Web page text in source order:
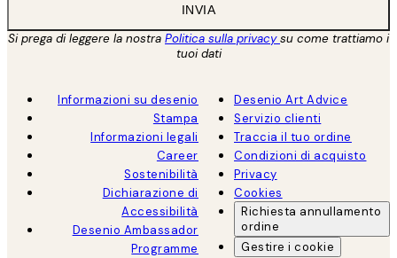
INVIA
Si prega di leggere la nostra Politica sulla privacysu come trattiamo i
tuoi dati
Informazioni su desenio
Stampa
Informazioni legali
Career
Sostenibilità
Dichiarazione di
Accessibilità
Desenio Ambassador
Programme
Desenio Art Advice
Servizio clienti
Traccia il tuo ordine
Condizioni di acquisto
Privacy
Cookies
Richiesta annullamento
ordine
Gestire i cookie